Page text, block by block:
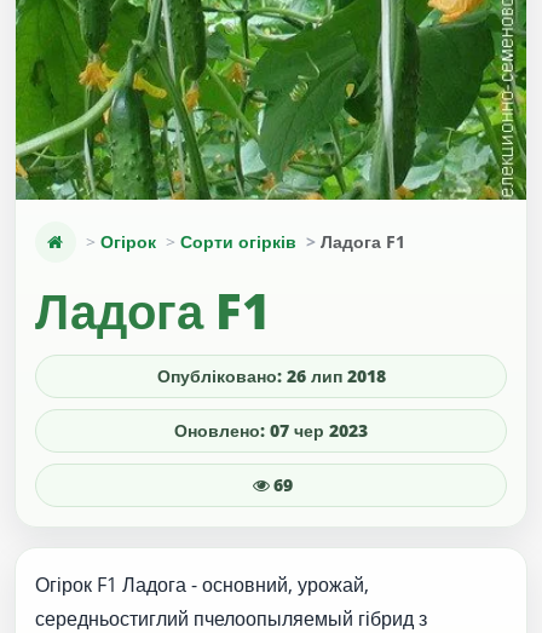
Огірок Сорти огірків Ладога F1
Ладога F1
Опубліковано: 26 лип 2018
Оновлено: 07 чер 2023
69
Огірок F1 Ладога - основний, урожай,
середньостиглий пчелоопыляемый гібрид з